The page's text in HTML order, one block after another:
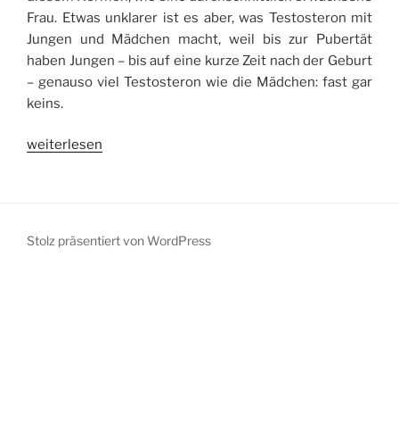
Frau. Etwas unklarer ist es aber, was Testosteron mit
Jungen und Mädchen macht, weil bis zur Pubertät
haben Jungen – bis auf eine kurze Zeit nach der Geburt
– genauso viel Testosteron wie die Mädchen: fast gar
keins.
„Testosteron,
weiterlesen
Stolz präsentiert von WordPress